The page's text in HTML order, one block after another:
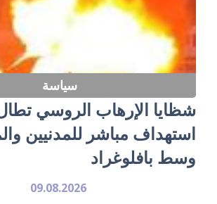
سياسة
شظايا الإرهاب الروسي
استهداف مباشر للمدنيين
وسط بافلوغراد
09.08.2026